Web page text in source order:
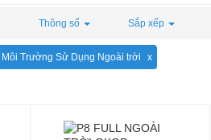
Thông số Sắp xếp
Môi Trường Sử Dụng Ngoài trời